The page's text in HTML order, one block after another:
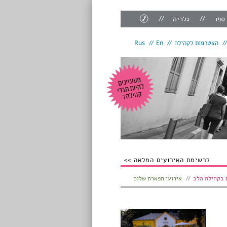
ספר גלריה
צור
קשר
הצטרפות לקהילה En
Rus
לרשימת האירועים המלאה
בקהילת הלב אירועי תפארת שלום